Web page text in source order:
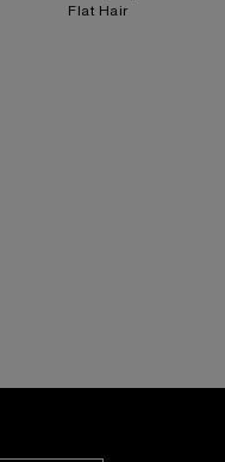
Flat Hair